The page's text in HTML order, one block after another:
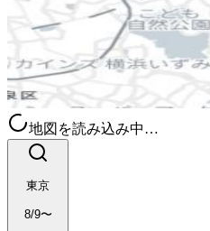
地図を読み込み中…
東京
8/9〜